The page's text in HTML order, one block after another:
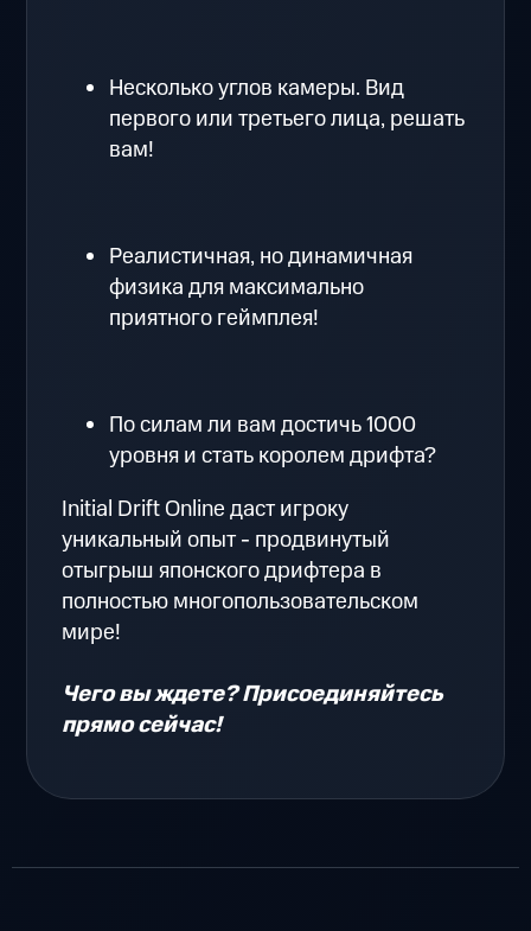
Несколько углов камеры. Вид
первого или третьего лица, решать
вам!
Реалистичная, но динамичная
физика для максимально
приятного геймплея!
По силам ли вам достичь 1000
уровня и стать королем дрифта?
Initial Drift Online даст игроку
уникальный опыт - продвинутый
отыгрыш японского дрифтера в
полностью многопользовательском
мире!
Чего вы ждете? Присоединяйтесь
прямо сейчас!